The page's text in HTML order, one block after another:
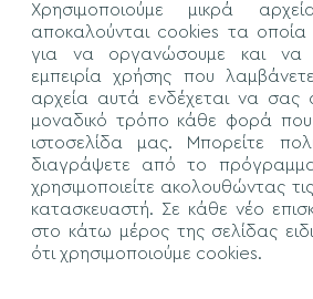
Χρησιμοποιούμε μικρά
αποκαλούνται cookies τα οποία
για να οργανώσουμε και να
εμπειρία χρήσης που
αρχεία αυτά ενδέχεται να σας
μοναδικό τρόπο κάθε φορά που
ιστοσελίδα μας. Μπορείτε
διαγράψετε από το
χρησιμοποιείτε ακολουθώντας
κατασκευαστή. Σε κάθε νέο
στο κάτω μέρος της σελίδας
ότι χρησιμοποιούμε cookies.